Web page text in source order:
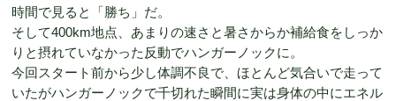
時間で見ると「勝ち」だ。
そして400km地点、あまりの速さと暑さからか補給食をしっか
りと摂れていなかった反動でハンガーノックに。
今回スタート前から少し体調不良で、ほとんど気合いで走って
いたがハンガーノックで千切れた瞬間に実は身体の中にエネル